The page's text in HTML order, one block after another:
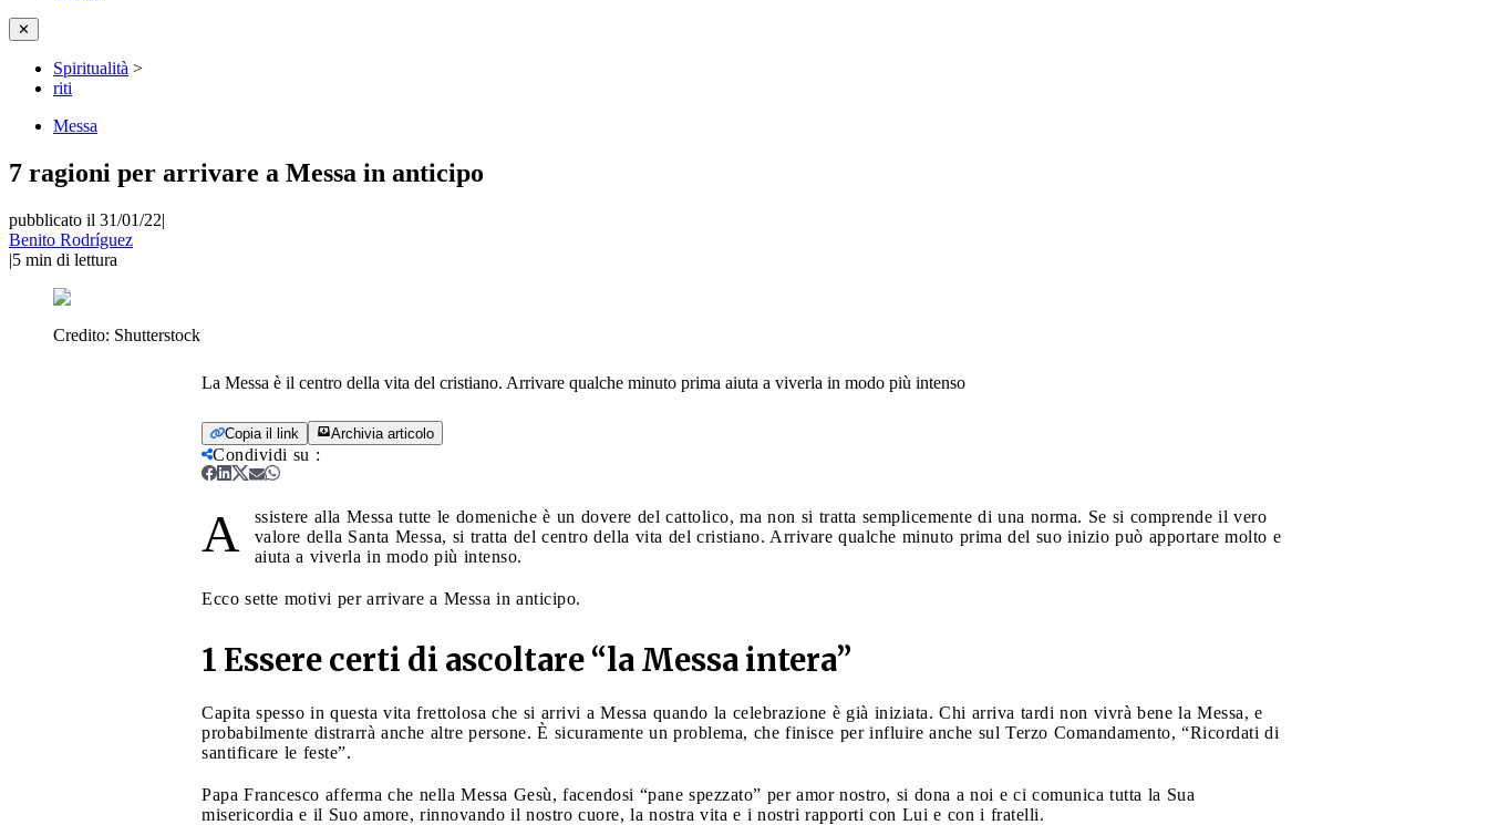
✕
Spiritualità >
riti
Messa
7 ragioni per arrivare a Messa in anticipo
pubblicato il 31/01/22|
Benito Rodríguez
|5 min di lettura
Credito: Shutterstock
La Messa è il centro della vita del cristiano. Arrivare qualche minuto prima aiuta a viverla in modo più intenso
Copia il link Archivia articolo
Condividi su :
A
ssistere alla Messa tutte le domeniche è un dovere del cattolico, ma non si tratta semplicemente di una norma. Se si comprende il vero
valore della Santa Messa, si tratta del centro della vita del cristiano. Arrivare qualche minuto prima del suo inizio può apportare molto e
aiuta a viverla in modo più intenso.
Ecco sette motivi per arrivare a Messa in anticipo.
1 Essere certi di ascoltare “la Messa intera”
Capita spesso in questa vita frettolosa che si arrivi a Messa quando la celebrazione è già iniziata. Chi arriva tardi non vivrà bene la Messa, e
probabilmente distrarrà anche altre persone. È sicuramente un problema, che finisce per influire anche sul Terzo Comandamento, “Ricordati di
santificare le feste”.
Papa Francesco afferma che nella Messa Gesù, facendosi “pane spezzato” per amor nostro, si dona a noi e ci comunica tutta la Sua
misericordia e il Suo amore, rinnovando il nostro cuore, la nostra vita e i nostri rapporti con Lui e con i fratelli.